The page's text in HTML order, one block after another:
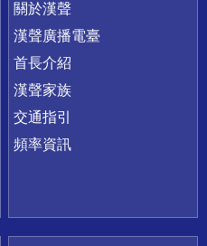
關於漢聲
漢聲廣播電臺
首長介紹
漢聲家族
交通指引
頻率資訊